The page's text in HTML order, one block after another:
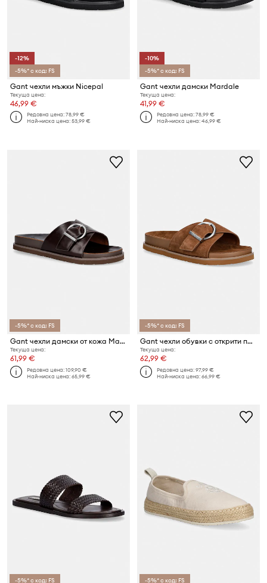
-12%
-5%* с код: FS
Gant чехли мъжки Nicepal
Текуща цена:
46,99 €
Редовна цена:78,99 €
Най-ниска цена:53,99 €
-10%
-5%* с код: FS
Gant чехли дамски Mardale
Текуща цена:
41,99 €
Редовна цена:78,99 €
Най-ниска цена:46,99 €
-5%* с код: FS
Gant чехли дамски от кожа Mardale
Текуща цена:
61,99 €
Редовна цена:109,90 €
Най-ниска цена:65,99 €
-5%* с код: FS
Gant чехли обувки с открити пръсти дамски от велур Mardale
Текуща цена:
62,99 €
Редовна цена:97,99 €
Най-ниска цена:66,99 €
-5%* с код: FS -5%* с код: FS